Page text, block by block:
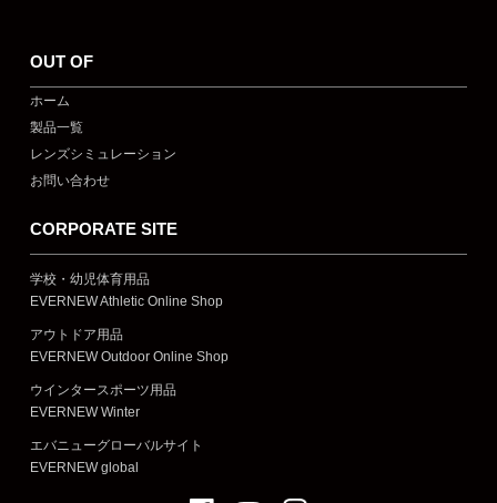
OUT OF
ホーム
製品一覧
レンズシミュレーション
お問い合わせ
CORPORATE SITE
学校・幼児体育用品
EVERNEW Athletic Online Shop
アウトドア用品
EVERNEW Outdoor Online Shop
ウインタースポーツ用品
EVERNEW Winter
エバニューグローバルサイト
EVERNEW global